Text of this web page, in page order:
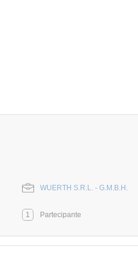
WUERTH S.R.L. - G.M.B.H.
1 Partecipante